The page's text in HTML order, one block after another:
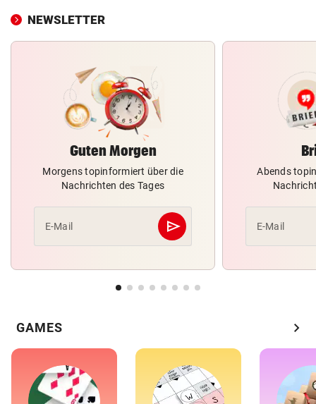
NEWSLETTER
Guten Morgen
Morgens topinformiert über die
Nachrichten des Tages
E-Mail send
Abschicken
Abends
E-Mail
GAMES chevron_right